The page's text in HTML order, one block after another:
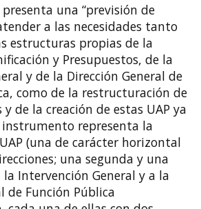
presenta una “previsión de
a las necesidades tanto
estructuras propias de la
y Presupuestos, de la
y de la Dirección General de
como de la restructuración de
de la creación de estas UAP ya
instrumento representa la
(una de carácter horizontal
una segunda y una
Intervención General y a la
de Función Pública